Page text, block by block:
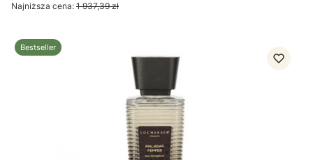
Najniższa cena: 1 937,39 zł
Bestseller